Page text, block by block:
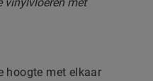
hoogte met elkaar